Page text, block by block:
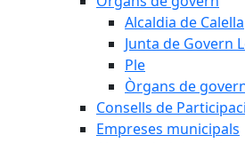
Alcaldia de Calella
Junta de Govern
Ple
Òrgans de
Consells de
Empreses municipals